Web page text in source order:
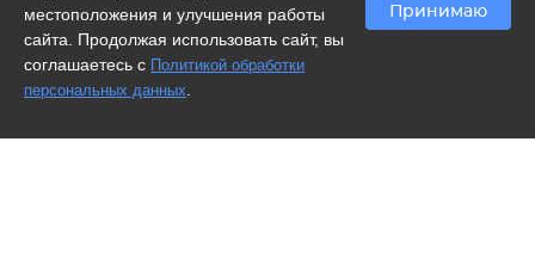
местоположения и улучшения работы
сайта. Продолжая использовать сайт, вы
соглашаетесь с Политикой обработки
персональных данных
Принимаю